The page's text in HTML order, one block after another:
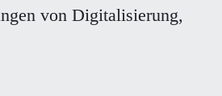
von Digitalisierung,